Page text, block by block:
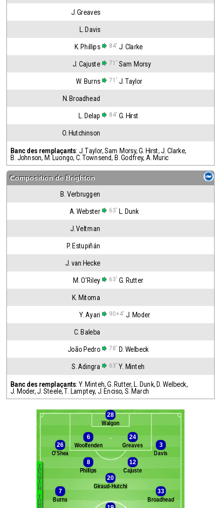
J. Greaves
L. Davis
K. Phillips 84' J. Clarke
J. Cajuste 71' Sam Morsy
W. Burns 71' J. Taylor
N. Broadhead
L. Delap 84' G. Hirst
O. Hutchinson
Banc des remplaçants: J. Taylor,Sam Morsy,G. Hirst,J. Clarke,
B. Johnson, M. Luongo, C. Townsend, B. Godfrey, A. Muric
Composition de Brighton
B. Verbruggen
A. Webster 63' L. Dunk
J. Veltman
P. Estupiñán
J. van Hecke
M. O'Riley 63' G. Rutter
K. Mitoma
Y. Ayari 90+4' J. Moder
C. Baleba
João Pedro 78' D. Welbeck
S. Adingra 63' Y. Minteh
Banc des remplaçants: Y. Minteh,G. Rutter, L. Dunk, D. Welbeck,
J. Moder,J. Steele,T. Lamptey, J. Enciso, S. March